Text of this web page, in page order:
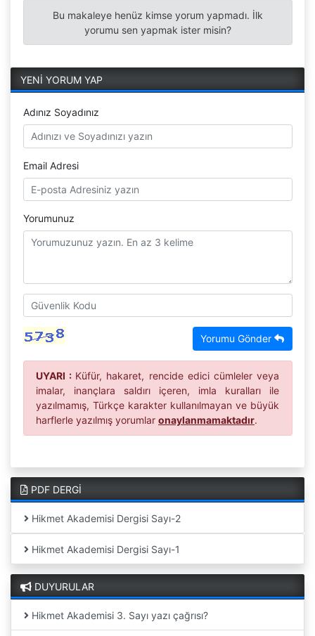
Bu makaleye henüz kimse yorum yapmadı. İlk
yorumu sen yapmak ister misin?
YENİ YORUM YAP
Adınız Soyadınız
Email Adresi
Yorumunuz
Yorumu Gönder
UYARI : Küfür, hakaret, rencide edici cümleler veya
imalar, inançlara saldırı içeren, imla kuralları ile
yazılmamış, Türkçe karakter kullanılmayan ve büyük
harflerle yazılmış yorumlar onaylanmamaktadır.
PDF DERGİ
Hikmet Akademisi Dergisi Sayı-2
Hikmet Akademisi Dergisi Sayı-1
DUYURULAR
Hikmet Akademisi 3. Sayı yazı çağrısı?